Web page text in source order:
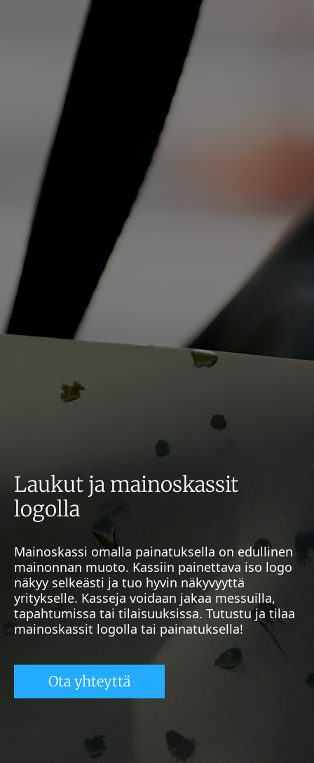
Laukut ja mainoskassit
logolla
Mainoskassi omalla painatuksella on edullinen
mainonnan muoto. Kassiin painettava iso logo
näkyy selkeästi ja tuo hyvin näkyvyyttä
yritykselle. Kasseja voidaan jakaa messuilla,
tapahtumissa tai tilaisuuksissa. Tutustu ja tilaa
mainoskassit logolla tai painatuksella!
Ota yhteyttä